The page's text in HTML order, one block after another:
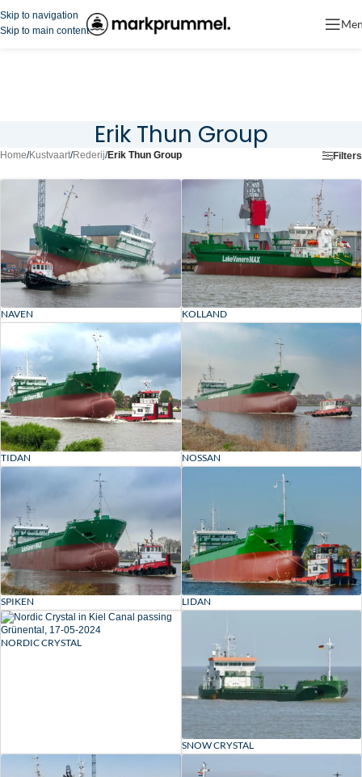
Skip to navigation
Skip to main content
Erik Thun Group
Home/Kustvaart/Rederij/Erik Thun Group Filters
NAVEN KOLLAND
TIDAN NOSSAN
SPIKEN LIDAN
NORDIC CRYSTAL
SNOW CRYSTAL